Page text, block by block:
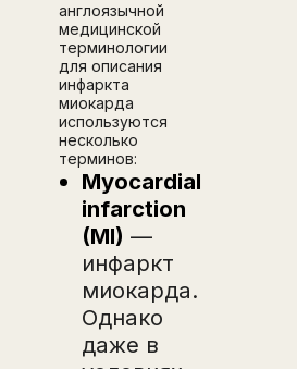
англоязычной
медицинской
терминологии
для описания
инфаркта
миокарда
используются
несколько
терминов:
Myocardial
infarction
(MI) —
инфаркт
миокарда.
Однако
даже в